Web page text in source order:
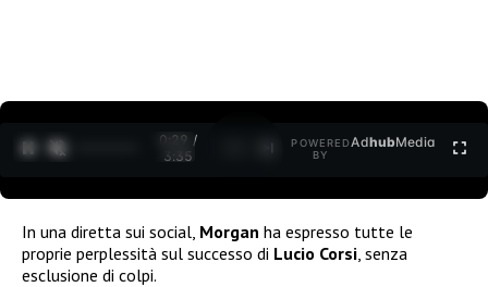
0:30 /
3:35
POWERED
BY
AdhubMedia
In una diretta sui social, Morgan ha espresso tutte le
proprie perplessità sul successo di Lucio Corsi , senza
esclusione di colpi.